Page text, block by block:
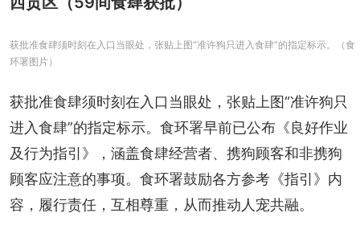
获批准食肆须时刻在入口当眼处，张贴上图“准许狗只进入食肆”的指定标示。（食
环署图片）
获批准食肆须时刻在入口当眼处，张贴上图“准许狗只
进入食肆”的指定标示。食环署早前已公布《良好作业
及行为指引》，涵盖食肆经营者、携狗顾客和非携狗
顾客应注意的事项。食环署鼓励各方参考《指引》内
容，履行责任，互相尊重，从而推动人宠共融。